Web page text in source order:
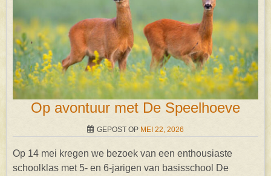
Op avontuur met De Speelhoeve
GEPOST OP MEI 22, 2026
Op 14 mei kregen we bezoek van een enthousiaste
schoolklas met 5- en 6-jarigen van basisschool De